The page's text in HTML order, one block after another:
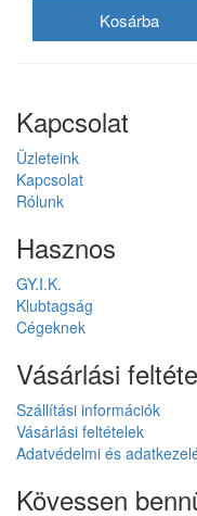
Kapcsolat
Üzleteink
Kapcsolat
Rólunk
Hasznos
GY.I.K.
Klubtagság
Cégeknek
Vásárlási
Szállítási információk
Vásárlási feltételek
Adatvédelmi és
Kövessen